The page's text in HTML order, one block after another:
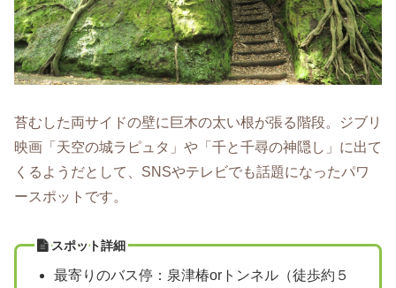
苔むした両サイドの壁に巨木の太い根が張る階段。ジブリ
映画「天空の城ラピュタ」や「千と千尋の神隠し」に出て
くるようだとして、SNSやテレビでも話題になったパワ
ースポットです。
スポット詳細
最寄りのバス停：泉津椿orトンネル（徒歩約５